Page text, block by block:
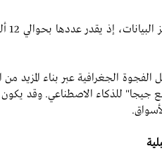
ومع
الجغرافية عبر بناء المزيد من
جيجا" للذكاء الاصطناعي. وقد